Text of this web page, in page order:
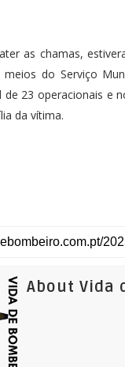
as chamas,
do Serviço
de 23 operacionais e
da vítima.
About Vida